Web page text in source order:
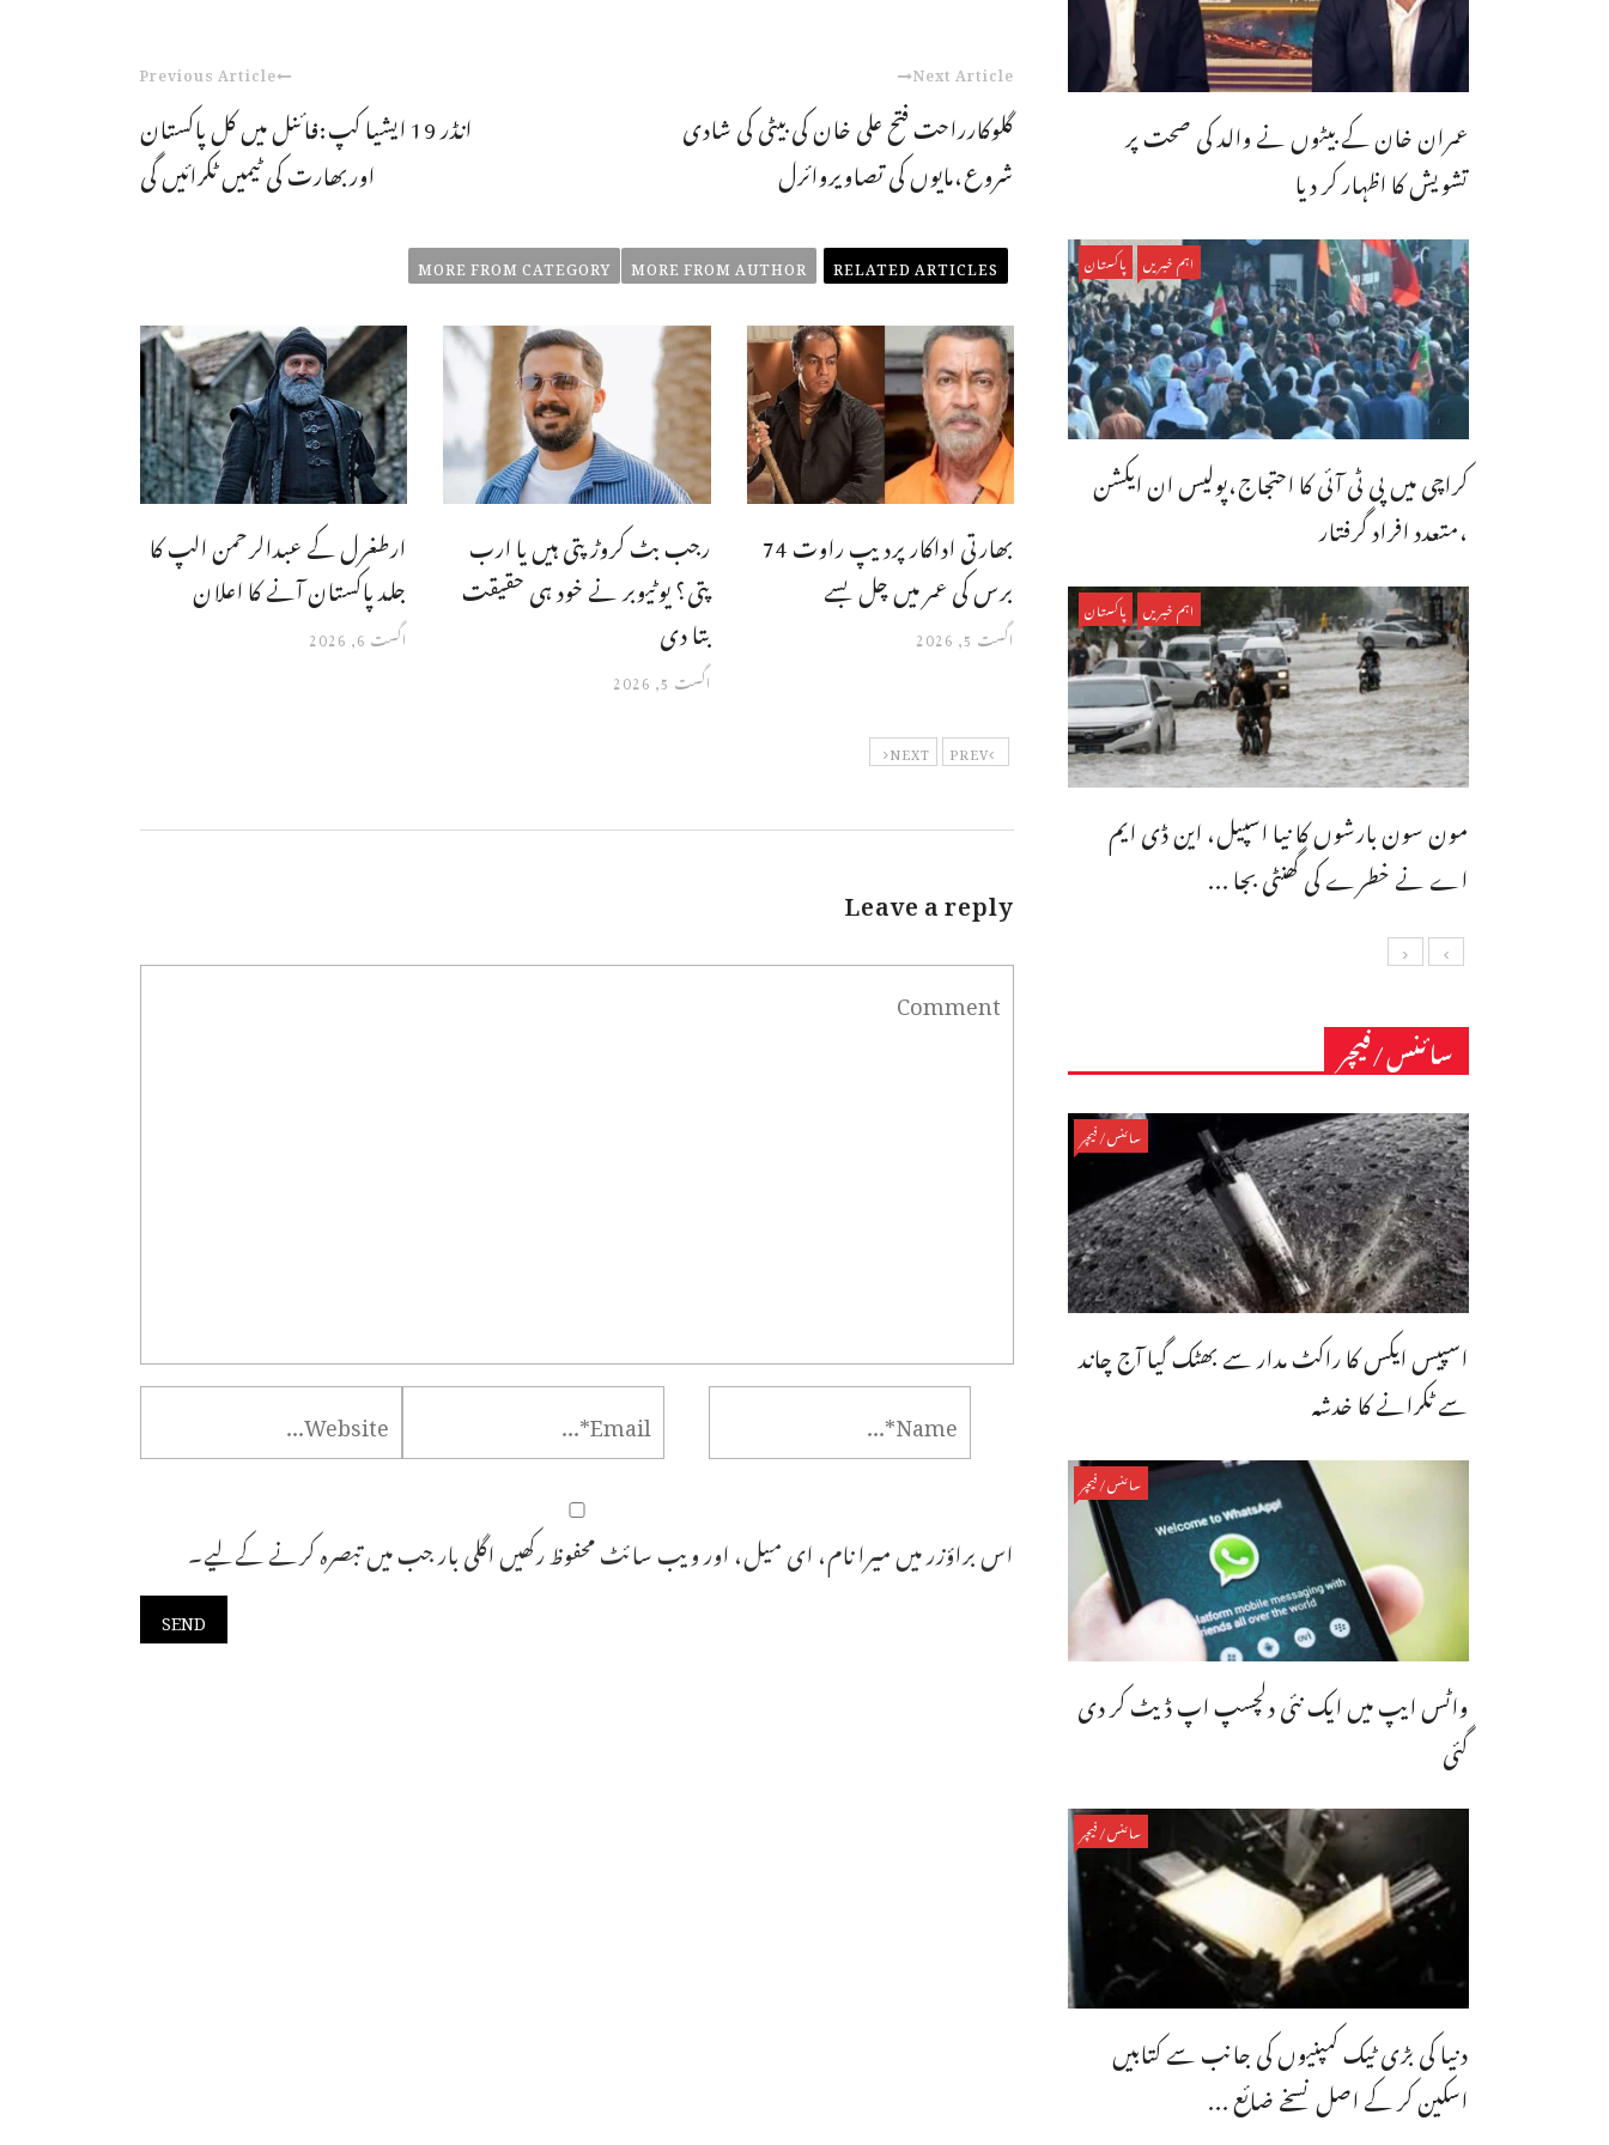
Previous Article
انڈر 19 ایشیا کپ:فائنل میں کل پاکستان
اوربھارت کی ٹیمیں ٹکرائیں گی
Next Article
گلوکارراحت فتح علی خان کی بیٹی کی شادی
شروع،مایوں کی تصاویروائرل
RELATED ARTICLES
MORE FROM AUTHOR
MORE FROM CATEGORY
ارطغرل کے عبدالرحمن الپ کا
جلد پاکستان آنے کا اعلان
اگست 6, 2026
رجب بٹ کروڑ پتی ہیں یا ارب
پتی؟ یوٹیوبر نے خود ہی حقیقت
بتا دی
اگست 5, 2026
بھارتی اداکار پردیپ راوت 74
برس کی عمر میں چل بسے
اگست 5, 2026
PREV
NEXT
Leave a reply
اس براؤزر میں میرا نام، ای میل، اور ویب سائٹ محفوظ رکھیں اگلی بار جب میں تبصرہ کرنے کےلیے۔
عمران خان کے بیٹوں نے والد کی صحت پر
تشویش کا اظہار کر دیا
اہم خبریں پاکستان
کراچی میں پی ٹی آئی کا احتجاج،پولیس ان ایکشن
،متعدد افراد گرفتار
اہم خبریں پاکستان
مون سون بارشوں کا نیا اسپیل، این ڈی ایم
اے نے خطرے کی گھنٹی بجا ...
سائنس/فیچر
سائنس/فیچر
اسپیس ایکس کا راکٹ مدار سے بھٹک گیا آج چاند
سے ٹکرانے کا خدشہ
سائنس/فیچر
واٹس ایپ میں ایک نئی دلچسپ اپ ڈیٹ کر دی
گئی
سائنس/فیچر
دنیا کی بڑی ٹیک کمپنیوں کی جانب سے کتابیں
اسکین کر کے اصل نسخے ضائع ...